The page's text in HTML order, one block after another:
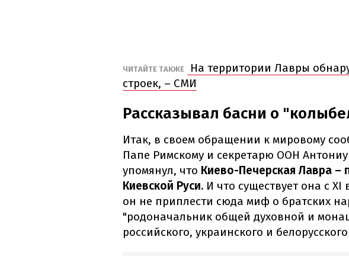
ЧИТАЙТЕ ТАКЖЕ
На территории Лавры
строек, – СМИ
Рассказывал басни о
Итак, в своем обращении к мировому
Папе Римскому и секретарю ООН
упомянул, что Киево-Печерская Лавра –
Киевской Руси. И что существует она с
он не приплести сюда миф о братских
"родоначальник общей духовной и
российского, украинского и